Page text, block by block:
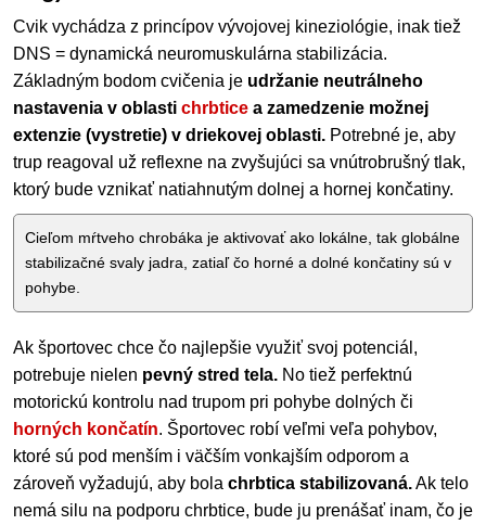
Cvik vychádza z princípov vývojovej kineziológie, inak tiež
DNS = dynamická neuromuskulárna stabilizácia.
Základným bodom cvičenia je udržanie neutrálneho
nastavenia v oblasti chrbtice a zamedzenie možnej
extenzie (vystretie) v driekovej oblasti. Potrebné je, aby
trup reagoval už reflexne na zvyšujúci sa vnútrobrušný tlak,
ktorý bude vznikať natiahnutým dolnej a hornej končatiny.
Cieľom mŕtveho chrobáka je aktivovať ako lokálne, tak globálne
stabilizačné svaly jadra, zatiaľ čo horné a dolné končatiny sú v
pohybe.
Ak športovec chce čo najlepšie využiť svoj potenciál,
potrebuje nielen pevný stred tela. No tiež perfektnú
motorickú kontrolu nad trupom pri pohybe dolných či
horných končatín. Športovec robí veľmi veľa pohybov,
ktoré sú pod menším i väčším vonkajším odporom a
zároveň vyžadujú, aby bola chrbtica stabilizovaná.Ak telo
nemá silu na podporu chrbtice, bude ju prenášať inam, čo je